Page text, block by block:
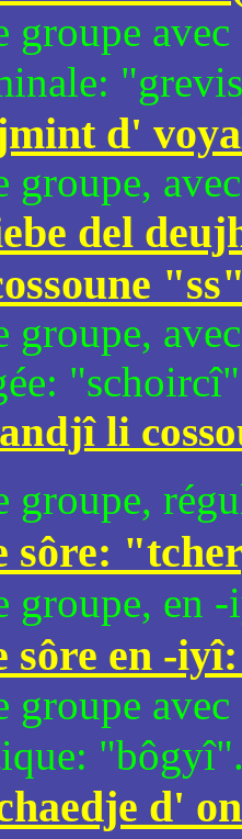
groupe
d'
groupe,
del
groupe,
li
groupe,
sôre:
groupe, en
sôre en -
groupe
d'